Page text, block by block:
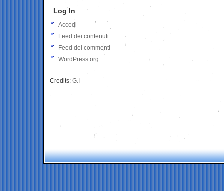
Log In
Accedi
Feed dei contenuti
Feed dei commenti
WordPress.org
Credits: G.I